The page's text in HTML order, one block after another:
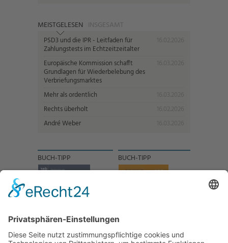
MEISTGELESEN INSGESAMT
PSD3 und die IPR - Leitfaden für
Zahlungstests im Echtzeitzeitalter
Europäische Kommission schafft
Grundlagen für Wiederbelebung des
Verbriefungsmarktes
Mehr als ordentlich
Rechts überholt
André Weber
BUCH-TIPP BUCH-TIPP